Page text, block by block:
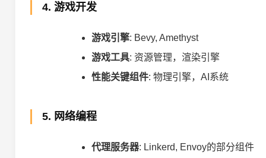
4. 游戏开发
游戏引擎: Bevy, Amethyst
游戏工具: 资源管理，渲染引擎
性能关键组件: 物理引擎，AI系统
5. 网络编程
代理服务器: Linkerd, Envoy的部分组件